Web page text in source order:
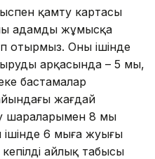
қамту картасы
адамды жұмысқа
отырмыз. Оның ішінде
арқасында – 5 мың,
бастамалар
жағдай
8 мың
6 мыңға жуығы
айлық табысы